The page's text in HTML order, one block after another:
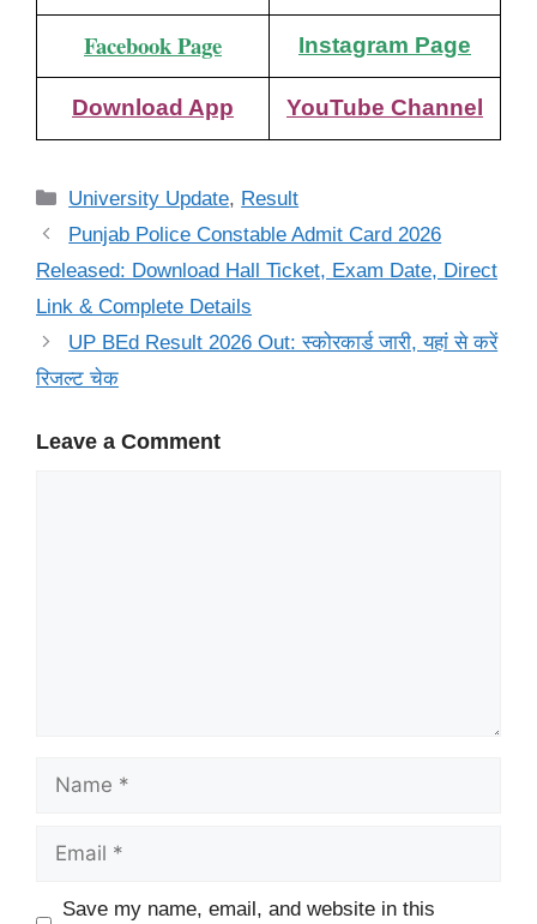
Facebook Page Instagram Page
Download App YouTube Channel
Categories
University Update, Result
Punjab Police Constable Admit Card 2026
Released: Download Hall Ticket, Exam Date, Direct
Link & Complete Details
UP BEd Result 2026 Out: स्कोरकार्ड जारी, यहां से करें
रिजल्ट चेक
Leave a Comment
Name
Email
Website
Save my name, email, and website in this